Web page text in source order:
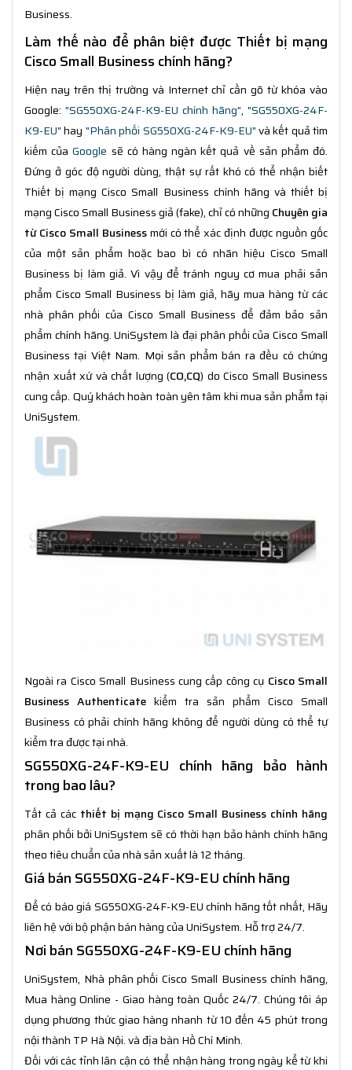
Business.
Làm thế nào để phân biệt được Thiết bị mạng
Cisco Small Business chính hãng?
Hiện nay trên thị trường và Internet chỉ cần gõ từ khóa vào
Google: "SG550XG-24F-K9-EU chính hãng", "SG550XG-24F-
K9-EU"hay "Phân phối SG550XG-24F-K9-EU"và kết quả tìm
kiếm củaGoogle sẽ có hàng ngàn kết quả về sản phẩm đó.
Đứng ở góc độ người dùng, thật sự rất khó có thể nhận biết
Thiết bị mạng Cisco Small Business chính hãng và thiết bị
mạng Cisco Small Business giả (fake), chỉ có những Chuyên gia
từ Cisco Small Businessmới có thể xác định được nguồn gốc
của một sản phẩm hoặc bao bì có nhãn hiệu Cisco Small
Business bị làm giả. Vì vậy để tránh nguy cơ mua phải sản
phẩm Cisco Small Business bị làm giả, hãy mua hàng từ các
nhà phân phối của Cisco Small Business để đảm bảo sản
phẩm chính hãng. UniSystem là đại phân phối của Cisco Small
Business tại Việt Nam. Mọi sản phẩm bán ra đều có chứng
nhận xuất xứ và chất lượng (CO,CQ) do Cisco Small Business
cung cấp. Quý khách hoàn toàn yên tâm khi mua sản phẩm tại
UniSystem.
Ngoài ra Cisco Small Business cung cấp công cụ Cisco Small
Business Authenticate kiểm tra sản phẩm Cisco Small
Business có phải chính hãng không để người dùng có thể tự
kiểm tra được tại nhà.
SG550XG-24F-K9-EU chính hãng bảo hành
trong bao lâu?
Tất cả các thiết bị mạng Cisco Small Business chính hãng
phân phối bởi UniSystem sẽ có thời hạn bảo hành chính hãng
theo tiêu chuẩn của nhà sản xuất là 12 tháng.
Giá bán SG550XG-24F-K9-EU chính hãng
Để có báo giá SG550XG-24F-K9-EU chính hãng tốt nhất, Hãy
liên hệ với bộ phận bán hàng của UniSystem. Hỗ trợ 24/7.
Nơi bán SG550XG-24F-K9-EU chính hãng
UniSystem, Nhà phân phối Cisco Small Business chính hãng,
Mua hàng Online - Giao hàng toàn Quốc 24/7. Chúng tôi áp
dụng phương thức giao hàng nhanh từ 10 đến 45 phút trong
nội thành TP Hà Nội. và địa bàn Hồ Chí Minh.
Đối với các tỉnh lân cận có thể nhận hàng trong ngày kể từ khi